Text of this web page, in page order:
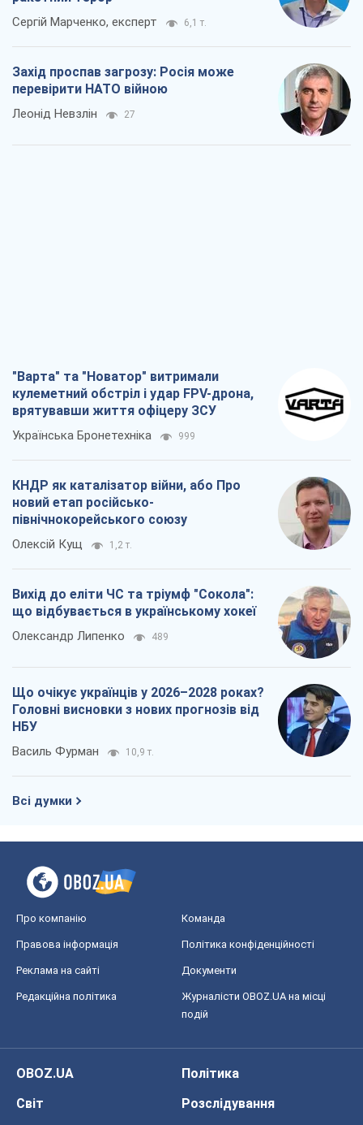
Сергій Марченко, експерт 6,1 т.
Захід проспав загрозу: Росія може
перевірити НАТО війною
Леонід Невзлін 27
"Варта" та "Новатор" витримали
кулеметний обстріл і удар FPV-дрона,
врятувавши життя офіцеру ЗСУ
Українська Бронетехніка 999
КНДР як каталізатор війни, або Про
новий етап російсько-
північнокорейського союзу
Олексій Кущ 1,2 т.
Вихід до еліти ЧС та тріумф "Сокола":
що відбувається в українському хокеї
Олександр Липенко 489
Що очікує українців у 2026–2028 роках?
Головні висновки з нових прогнозів від
НБУ
Василь Фурман 10,9 т.
Всі думки
Про компанію Команда
Правова інформація Політика конфіденційності
Реклама на сайті Документи
Редакційна політика
Журналісти OBOZ.UA на місці
подій
OBOZ.UA
Політика
Світ
Розслідування